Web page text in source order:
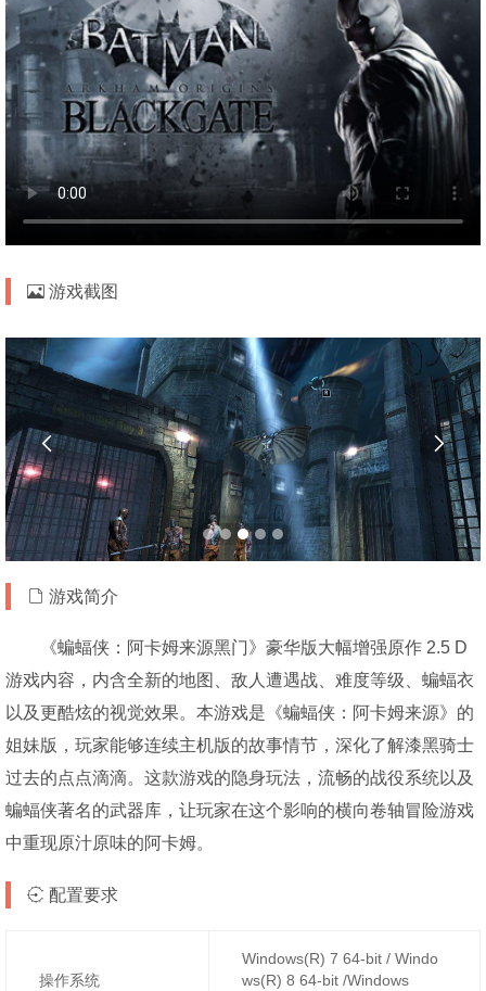
游戏截图
 
游戏简介
《蝙蝠侠：阿卡姆来源黑门》豪华版大幅增强原作 2.5 D
游戏内容，内含全新的地图、敌人遭遇战、难度等级、蝙蝠衣
以及更酷炫的视觉效果。本游戏是《蝙蝠侠：阿卡姆来源》的
姐妹版，玩家能够连续主机版的故事情节，深化了解漆黑骑士
过去的点点滴滴。这款游戏的隐身玩法，流畅的战役系统以及
蝙蝠侠著名的武器库，让玩家在这个影响的横向卷轴冒险游戏
中重现原汁原味的阿卡姆。
配置要求
操作系统
Windows(R) 7 64-bit / Windo
ws(R) 8 64-bit /Windows